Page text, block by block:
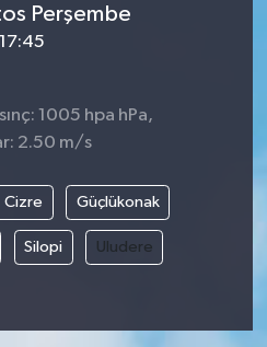
Perşembe
17:45
1005 hpa hPa,
2.50 m/s
Cizre Güçlükonak
Silopi Uludere